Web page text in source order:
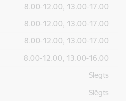
8.00-12.00, 13.00-17.00
8.00-12.00, 13.00-17.00
8.00-12.00, 13.00-17.00
8.00-12.00, 13.00-16.00
Slēgts
Slēgts